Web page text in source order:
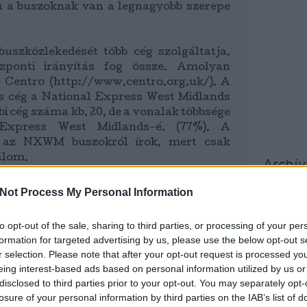
Process My Personal Information
opt-out of the sale, sharing to third parties, or processing of your
for targeted advertising by us, please use the below opt-out
selection. Please note that after your opt-out request is processed
interest-based ads based on personal information utilized by us
to third parties prior to your opt-out. You may separately
of your personal information by third parties on the IAB’s list of
a buszoknak van a legnagyobb szerepe
több cég szolgáltatja,
irányítás fog össze. Amolyan
Centro (http://www.centro.org.uk/). A
cég a National Express West Midlands
cég száma kb. 20, de a vonalak többsége
West Midlands-é. (77%). A
az NXWM buszokról írok, mert csak
Létezik emeletes és normál kivitel,
gyakorlatilag használhatatlan. A
ajtósak, még az emeletesek is, így csak
lehetséges. Mégis megoldják az
nélkül!
2015
2014
2014
2014